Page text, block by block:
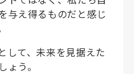
与え得るものだと感じ
して、未来を見据えた
う。